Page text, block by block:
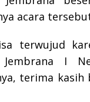
acara
terwujud
I
terima kasih